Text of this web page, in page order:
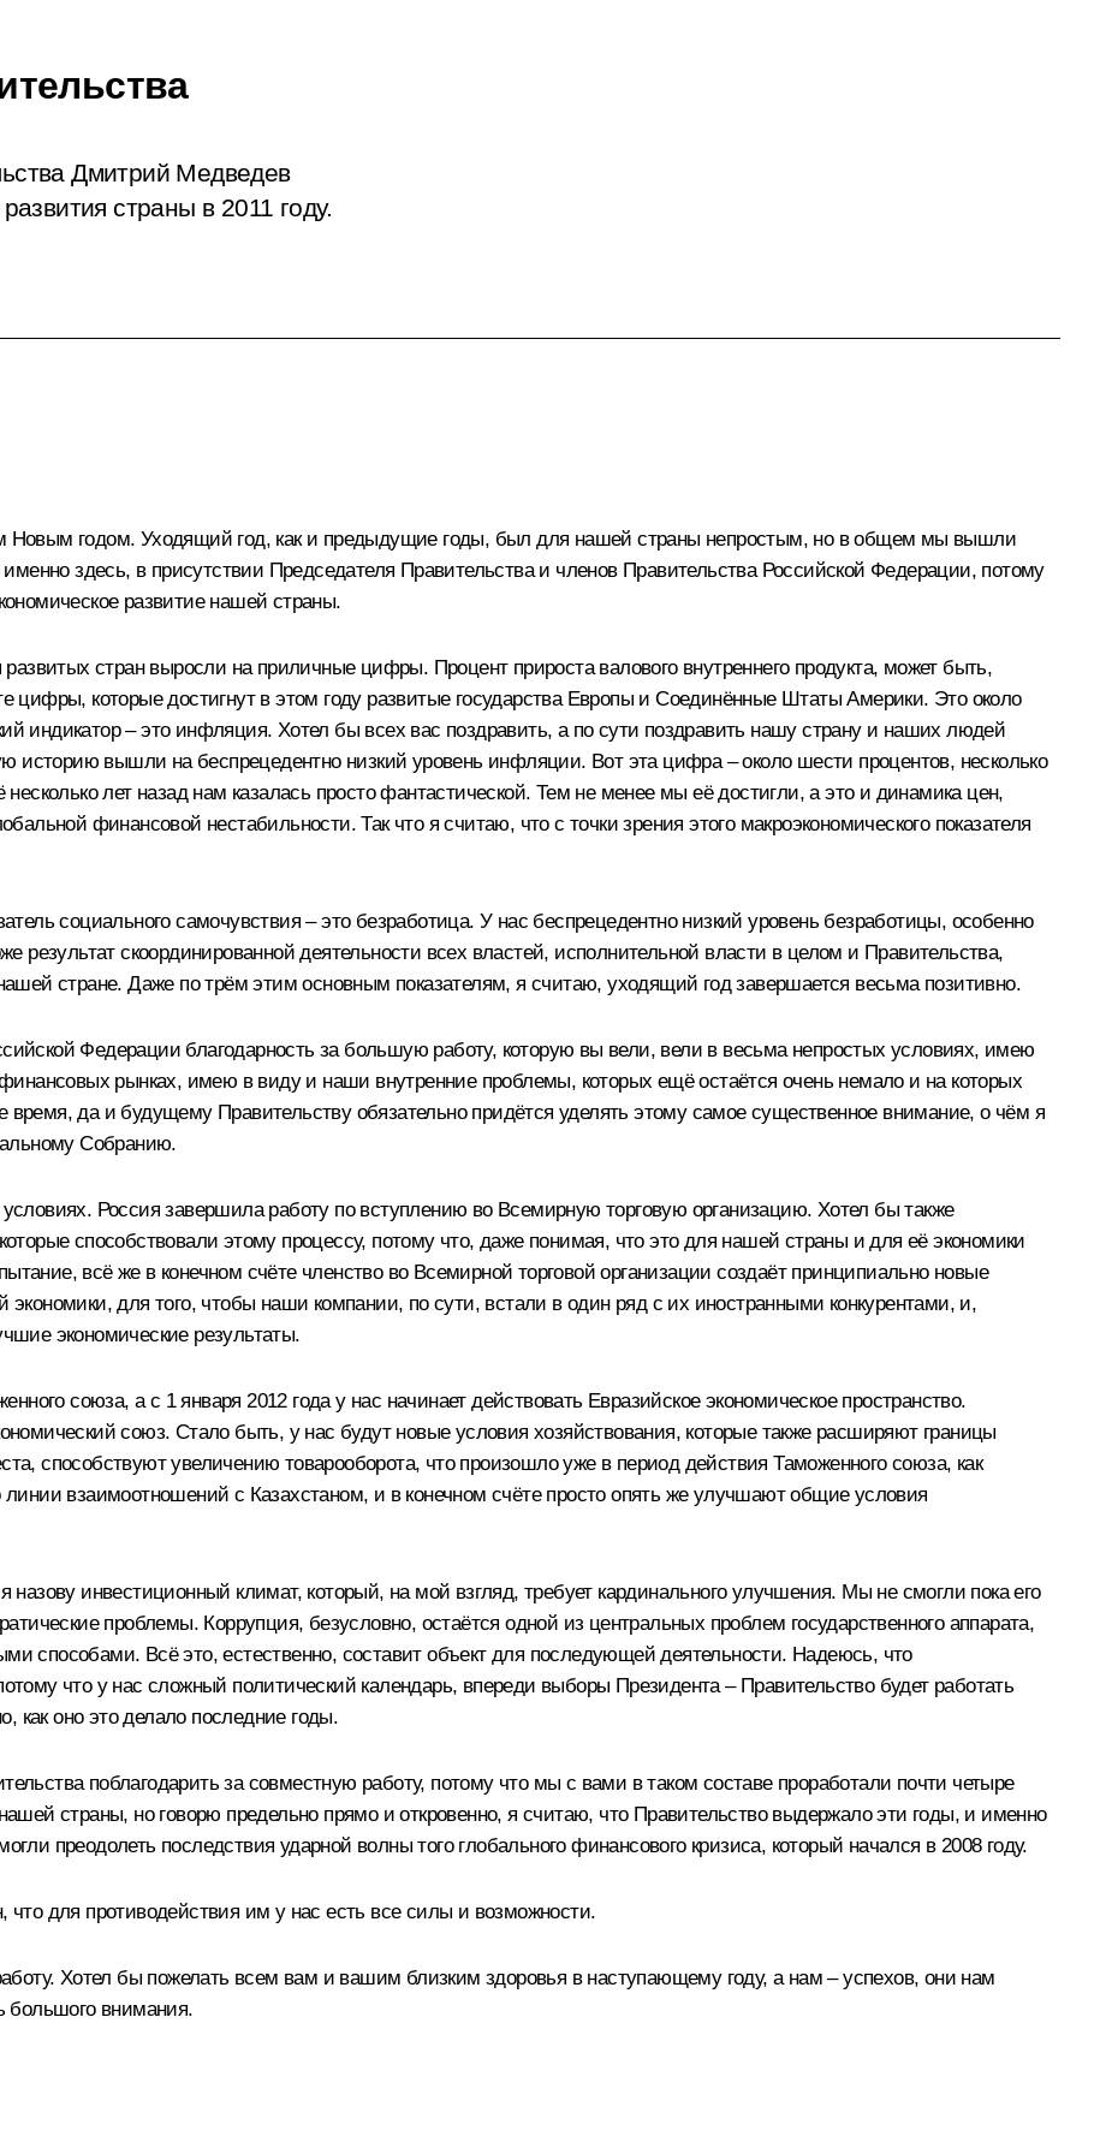
Дмитрий Медведев
страны в 2011 году.
Новым годом. Уходящий год, как и предыдущие годы, был для нашей страны непростым, но в общем мы вышли
здесь, в присутствии Председателя Правительства и членов Правительства Российской Федерации, потому
развитие нашей страны.
стран выросли на приличные цифры. Процент прироста валового внутреннего продукта, может быть,
цифры, которые достигнут в этом году развитые государства Европы и Соединённые Штаты Америки. Это около
индикатор – это инфляция. Хотел бы всех вас поздравить, а по сути поздравить нашу страну и наших людей
историю вышли на беспрецедентно низкий уровень инфляции. Вот эта цифра – около шести процентов, несколько
лет назад нам казалась просто фантастической. Тем не менее мы её достигли, а это и динамика цен,
финансовой нестабильности. Так что я считаю, что с точки зрения этого макроэкономического показателя
социального самочувствия – это безработица. У нас беспрецедентно низкий уровень безработицы, особенно
результат скоординированной деятельности всех властей, исполнительной власти в целом и Правительства,
стране. Даже по трём этим основным показателям, я считаю, уходящий год завершается весьма позитивно.
Федерации благодарность за большую работу, которую вы вели, вели в весьма непростых условиях, имею
рынках, имею в виду и наши внутренние проблемы, которых ещё остаётся очень немало и на которых
да и будущему Правительству обязательно придётся уделять этому самое существенное внимание, о чём я
Собранию.
Россия завершила работу по вступлению во Всемирную торговую организацию. Хотел бы также
способствовали этому процессу, потому что, даже понимая, что это для нашей страны и для её экономики
всё же в конечном счёте членство во Всемирной торговой организации создаёт принципиально новые
экономики, для того, чтобы наши компании, по сути, встали в один ряд с их иностранными конкурентами, и,
экономические результаты.
союза, а с 1 января 2012 года у нас начинает действовать Евразийское экономическое пространство.
союз. Стало быть, у нас будут новые условия хозяйствования, которые также расширяют границы
способствуют увеличению товарооборота, что произошло уже в период действия Таможенного союза, как
взаимоотношений с Казахстаном, и в конечном счёте просто опять же улучшают общие условия
инвестиционный климат, который, на мой взгляд, требует кардинального улучшения. Мы не смогли пока его
проблемы. Коррупция, безусловно, остаётся одной из центральных проблем государственного аппарата,
способами. Всё это, естественно, составит объект для последующей деятельности. Надеюсь, что
что у нас сложный политический календарь, впереди выборы Президента – Правительство будет работать
как оно это делало последние годы.
поблагодарить за совместную работу, потому что мы с вами в таком составе проработали почти четыре
страны, но говорю предельно прямо и откровенно, я считаю, что Правительство выдержало эти годы, и именно
преодолеть последствия ударной волны того глобального финансового кризиса, который начался в 2008 году.
для противодействия им у нас есть все силы и возможности.
Хотел бы пожелать всем вам и вашим близким здоровья в наступающему году, а нам – успехов, они нам
большого внимания.